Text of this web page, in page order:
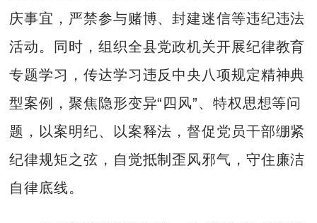
庆事宜，严禁参与赌博、封建迷信等违纪违法
活动。同时，组织全县党政机关开展纪律教育
专题学习，传达学习违反中央八项规定精神典
型案例，聚焦隐形变异“四风”、特权思想等问
题，以案明纪、以案释法，督促党员干部绷紧
纪律规矩之弦，自觉抵制歪风邪气，守住廉洁
自律底线。